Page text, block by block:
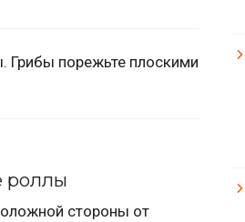
Грибы порежьте плоскими
роллы
стороны от